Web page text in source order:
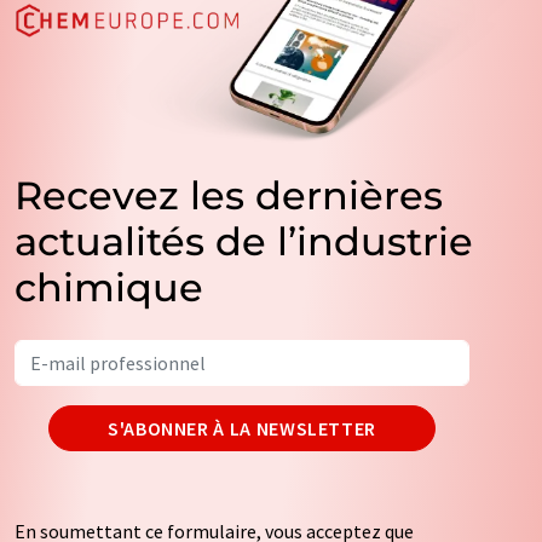
Recevez les dernières
actualités de l’industrie
chimique
S'ABONNER À LA NEWSLETTER
En soumettant ce formulaire, vous acceptez que